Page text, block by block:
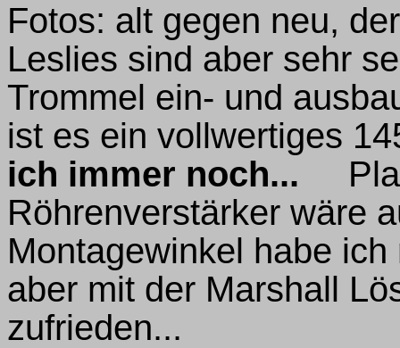
Fotos: alt gegen neu,
Leslies sind aber sehr
Trommel ein- und
ist es ein vollwertiges
ich immer noch...
Röhrenverstärker wäre
Montagewinkel habe
aber mit der Marshall
zufrieden...